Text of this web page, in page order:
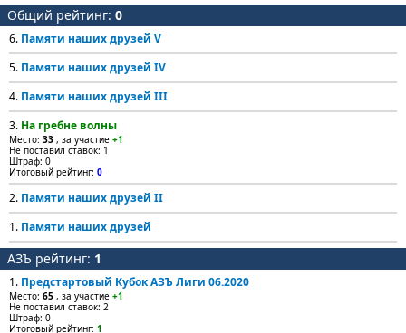
Общий рейтинг: 0
6. Памяти наших друзей V
5. Памяти наших друзей IV
4. Памяти наших друзей III
3. На гребне волны
Место: 33 , за участие +1
Не поставил ставок: 1
Штраф: 0
Итоговый рейтинг: 0
2. Памяти наших друзей II
1. Памяти наших друзей
АЗЪ рейтинг: 1
1. Предстартовый Кубок АЗЪ Лиги 06.2020
Место: 65 , за участие +1
Не поставил ставок: 2
Штраф: 0
Итоговый рейтинг: 1